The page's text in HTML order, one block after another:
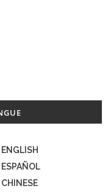
ENGLISH
ESPAÑOL
CHINESE